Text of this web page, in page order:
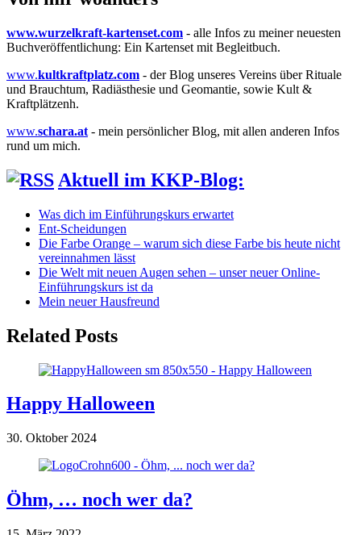
www.wurzelkraft-kartenset.com - alle Infos zu meiner neuesten
Buchveröffentlichung: Ein Kartenset mit Begleitbuch.
www.kultkraftplatz.com - der Blog unseres Vereins über Rituale
und Brauchtum, Radiästhesie und Geomantie, sowie Kult &
Kraftplätzenh.
www.schara.at - mein persönlicher Blog, mit allen anderen Infos
rund um mich.
Aktuell im KKP-Blog:
Was dich im Einführungskurs erwartet
Ent-Scheidungen
Die Farbe Orange – warum sich diese Farbe bis heute nicht
vereinnahmen lässt
Die Welt mit neuen Augen sehen – unser neuer Online-
Einführungskurs ist da
Mein neuer Hausfreund
Related Posts
Happy Halloween
30. Oktober 2024
Öhm, … noch wer da?